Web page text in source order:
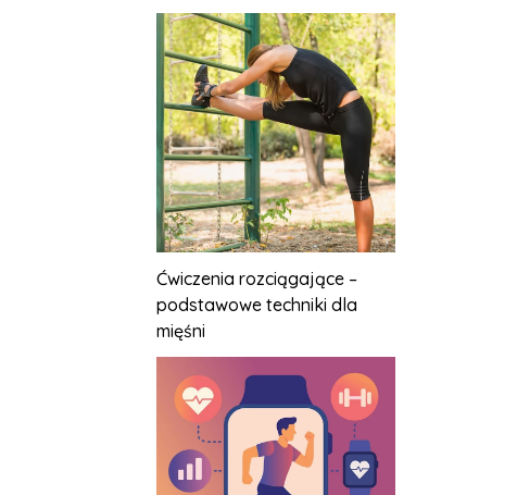
Ćwiczenia rozciągające –
podstawowe techniki dla
mięśni